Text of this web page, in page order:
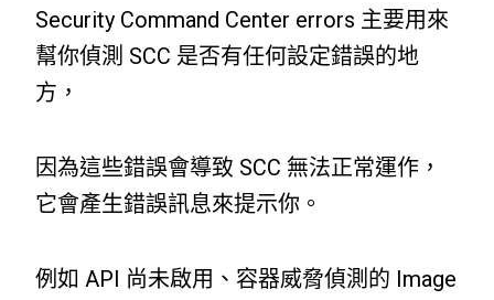
Security Command Center errors 主要用來
幫你偵測 SCC 是否有任何設定錯誤的地
方，
因為這些錯誤會導致 SCC 無法正常運作，
它會產生錯誤訊息來提示你。
例如 API 尚未啟用、容器威脅偵測的 Image